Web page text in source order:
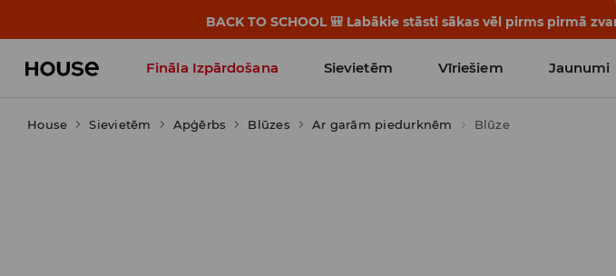
BACK TO SCHOOL 🎒 Labākie stāsti sākas vēl pirms pirmā
Fināla Izpārdošana Sievietēm Vīriešiem Jaunumi
Influencers' Faves
House Sievietēm Apģērbs Blūzes Ar garām piedurknēm Blūze